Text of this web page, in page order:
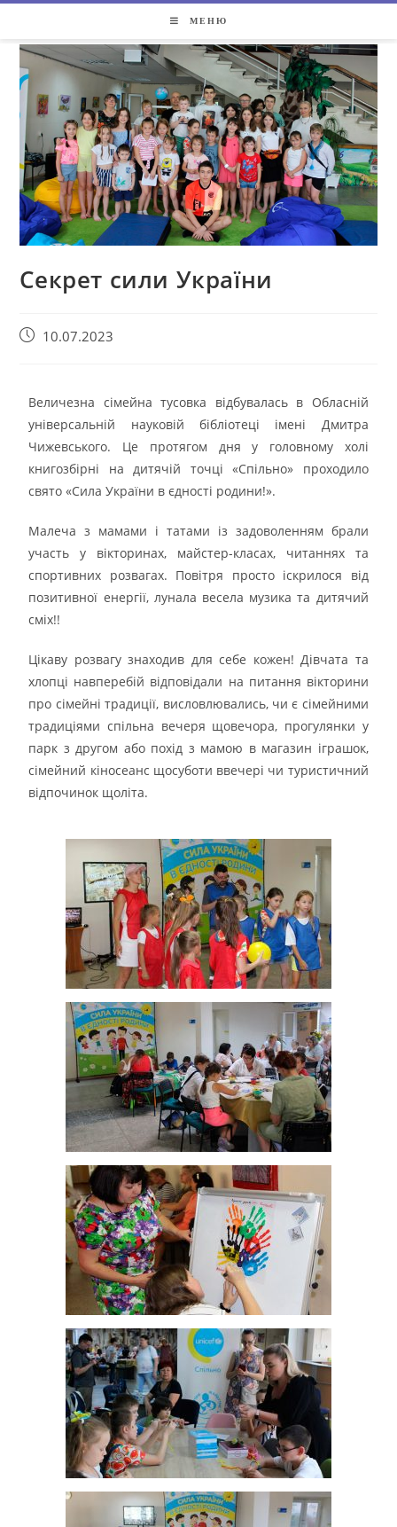
МЕНЮ
Секрет сили України
10.07.2023
Величезна сімейна тусовка відбувалась в Обласній
універсальній науковій бібліотеці імені Дмитра
Чижевського. Це протягом дня у головному холі
книгозбірні на дитячій точці «Спільно» проходило
свято «Сила України в єдності родини!».
Малеча з мамами і татами із задоволенням брали
участь у вікторинах, майстер-класах, читаннях та
спортивних розвагах. Повітря просто іскрилося від
позитивної енергії, лунала весела музика та дитячий
сміх!!
Цікаву розвагу знаходив для себе кожен! Дівчата та
хлопці навперебій відповідали на питання вікторини
про сімейні традиції, висловлювались, чи є сімейними
традиціями спільна вечеря щовечора, прогулянки у
парк з другом або похід з мамою в магазин іграшок,
сімейний кіносеанс щосуботи ввечері чи туристичний
відпочинок щоліта.